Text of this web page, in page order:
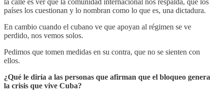
países los cuestionan y lo nombran como lo que es, una dictadura.
En cambio cuando el cubano ve que apoyan al régimen se ve
perdido, nos vemos solos.
Pedimos que tomen medidas en su contra, que no se sienten con
ellos.
¿Qué le diría a las personas que afirman que el bloqueo genera
la crisis que vive Cuba?